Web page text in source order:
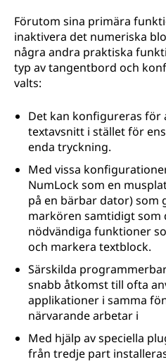
Förutom sina primära
inaktivera det numeriska
några andra praktiska
typ av tangentbord och
valts:
Det kan konfigureras för
textavsnitt i stället för
enda tryckning.
Med vissa
NumLock som en
på en bärbar dator)
markören samtidigt som
nödvändiga funktioner
och markera textblock.
Särskilda
snabb åtkomst till ofta
applikationer i samma
närvarande arbetar i
Med hjälp av speciella
från tredje part